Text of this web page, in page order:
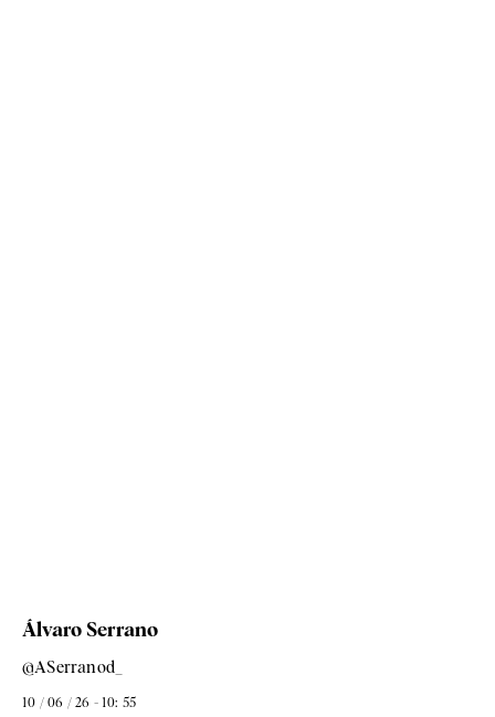
Álvaro Serrano
@ASerranod_
10 / 06 / 26 - 10: 55